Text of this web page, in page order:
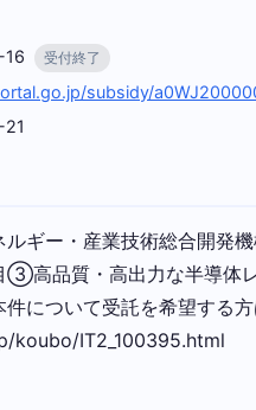
受付終了
subsidy/
ギー・産業技術総合開発
③高品質・高出力な半導体
について受託を希望する
koubo/IT2_100395.html